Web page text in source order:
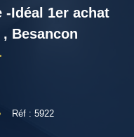
Idéal 1er achat
, Besancon
Réf : 5922